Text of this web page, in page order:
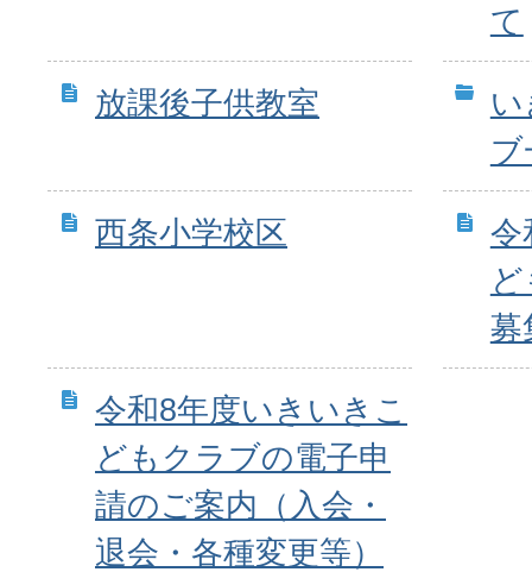
て
放課後子供教室
ブ
西条小学校区
令
募
令和8年度いきいきこ
どもクラブの電子申
請のご案内（入会・
退会・各種変更等）